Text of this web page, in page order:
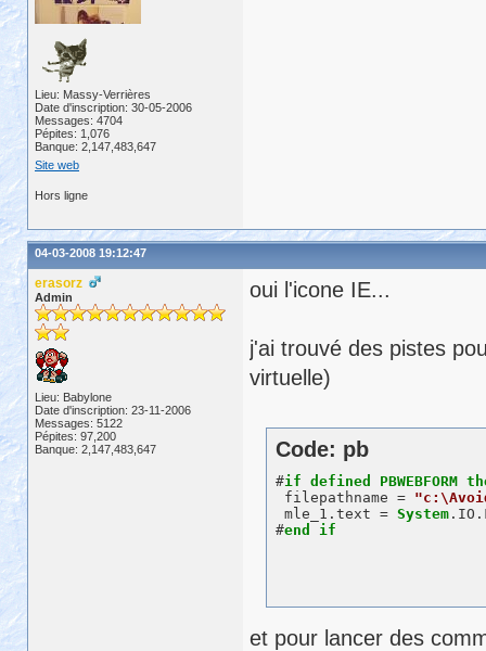
Lieu: Massy-Verrières
Date d'inscription: 30-05-2006
Messages: 4704
Pépites: 1,076
Banque: 2,147,483,647
Site web
Hors ligne
04-03-2008 19:12:47
erasorz
Admin
Lieu: Babylone
Date d'inscription: 23-11-2006
Messages: 5122
Pépites: 97,200
Banque: 2,147,483,647
oui l'icone IE...
j'ai trouvé des pistes
virtuelle)
Code: pb
#if defined PBWEBFORM
filepathname =
mle_1.text = System
#end if
et pour lancer des